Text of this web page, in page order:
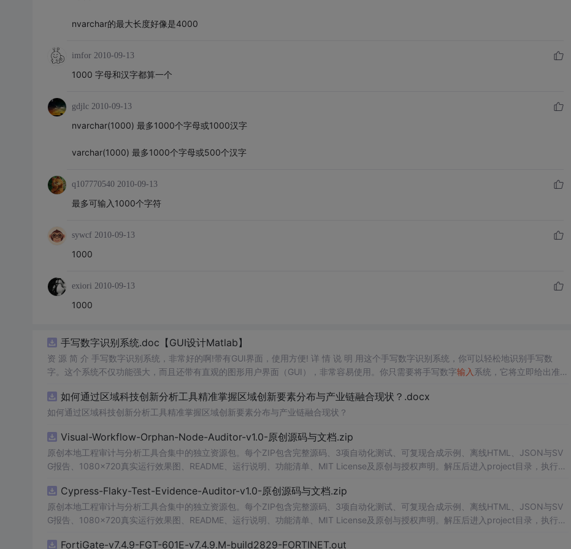
nvarchar的最大长度好像是4000
imfor 2010-09-13
1000 字母和汉字都算一个
gdjlc 2010-09-13
nvarchar(1000) 最多1000个字母或1000汉字
varchar(1000) 最多1000个字母或500个汉字
q107770540 2010-09-13
最多可输入1000个字符
sywcf 2010-09-13
1000
exiori 2010-09-13
1000
手写数字识别系统.doc【GUI设计Matlab】
资 源 简 介 手写数字识别系统，非常好的啊!带有GUI界面，使用方便! 详 情 说 明 用这个手写数字识别系统，你可以轻松地识别手写数
字。这个系统不仅功能强大，而且还带有直观的图形用户界面（GUI），非常容易使用。你只需要将手写数字输入 系统，它将立即给出准确
便和实用的工具，你一定会喜欢它的！
如何通过区域科技创新分析工具精准掌握区域创新要素分布与产业链融合现状？.docx
如何通过区域科技创新分析工具精准掌握区域创新要素分布与产业链融合现状？
Visual-Workflow-Orphan-Node-Auditor-v1.0-原创源码与文档.zip
原创本地工程审计与分析工具合集中的独立资源包。每个ZIP包含完整源码、3项自动化测试、可复现合成示例、离线HTML、JSON与SV
G报告、1080×720真实运行效果图、README、运行说明、功能清单、MIT License及原创与授权声明。解压后进入project目录，执行np
源码、Logo、官方截图、论文、生产日志或其他受限素材。适合前端开发、AI应用工程、测试审计和课程实践。
Cypress-Flaky-Test-Evidence-Auditor-v1.0-原创源码与文档.zip
原创本地工程审计与分析工具合集中的独立资源包。每个ZIP包含完整源码、3项自动化测试、可复现合成示例、离线HTML、JSON与SV
G报告、1080×720真实运行效果图、README、运行说明、功能清单、MIT License及原创与授权声明。解压后进入project目录，执行np
源码、Logo、官方截图、论文、生产日志或其他受限素材。适合前端开发、AI应用工程、测试审计和课程实践。
FortiGate-v7.4.9-FGT-601E-v7.4.9.M-build2829-FORTINET.out